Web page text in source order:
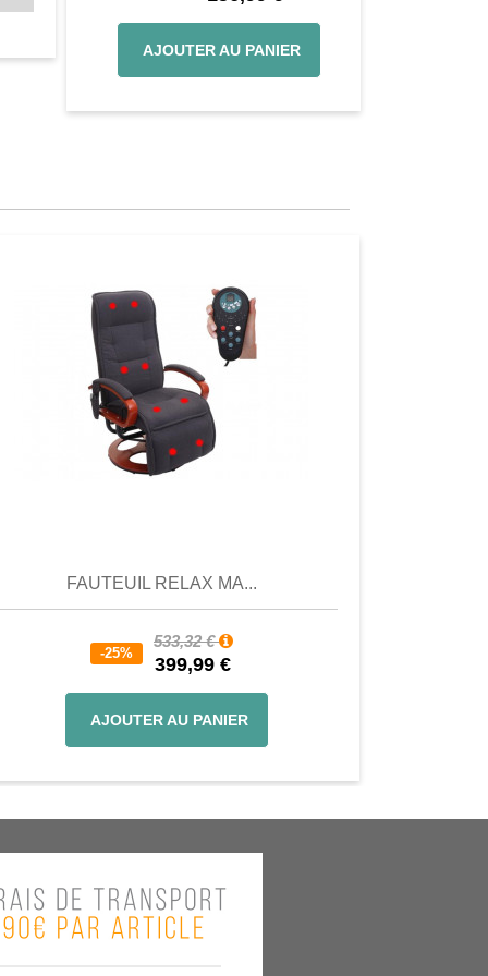
AJOUTER AU PANIER
FAUTEUIL RELAX MA...
-25%
533,32 €
399,99 €
AJOUTER AU PANIER